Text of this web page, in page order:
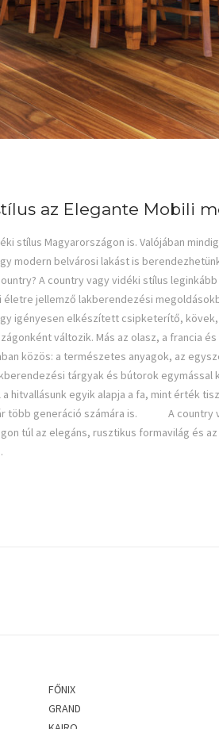
az Elegante Mobili
stílus Magyarországon is. Valójában
modern belvárosi lakást is
A country vagy vidéki stílus
jellemző lakberendezési
igényesen elkészített csipketerítő,
változik. Más az olasz, a francia
közös: a természetes anyagok, az
tárgyak és bútorok egymással
hitvallásunk egyik alapja a fa, mint érték
több generáció számára is. A country
túl az elegáns, rusztikus formavilág és
FŐNIX
GRAND